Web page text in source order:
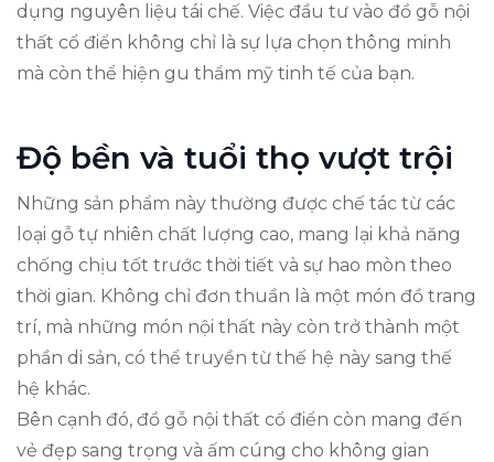
dụng nguyên liệu tái chế. Việc đầu tư vào đồ gỗ nội
thất cổ điển không chỉ là sự lựa chọn thông minh
mà còn thể hiện gu thẩm mỹ tinh tế của bạn.
Độ bền và tuổi thọ vượt trội
Những sản phẩm này thường được chế tác từ các
loại gỗ tự nhiên chất lượng cao, mang lại khả năng
chống chịu tốt trước thời tiết và sự hao mòn theo
thời gian. Không chỉ đơn thuần là một món đồ trang
trí, mà những món nội thất này còn trở thành một
phần di sản, có thể truyền từ thế hệ này sang thế
hệ khác.
Bên cạnh đó, đồ gỗ nội thất cổ điển còn mang đến
vẻ đẹp sang trọng và ấm cúng cho không gian